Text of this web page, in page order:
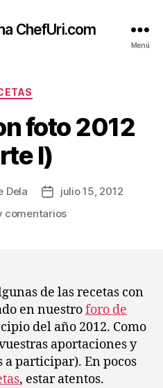
ChefUri.com
Menú
Categorías
foto 2012
I)
Dela
Fecha
de
julio 15, 2012
comentariosen
(parte
I)
de las recetas con
en nuestroforo de
del año 2012. Como
aportaciones y
participar). En pocos
, estar atentos.